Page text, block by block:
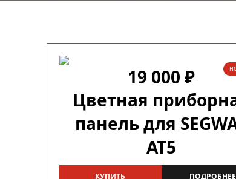
19 000 ₽
Цветная
панель для
AT5
КУПИТЬ ПОДРОБНЕЕ